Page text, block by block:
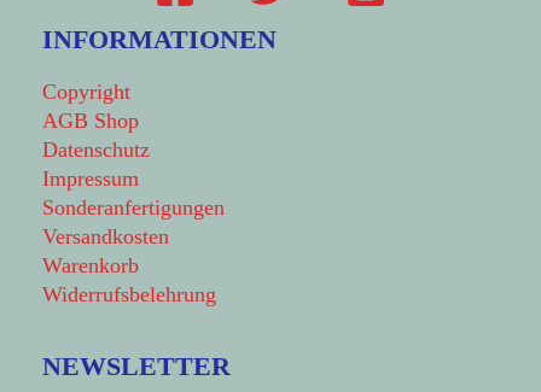
INFORMATIONEN
Copyright
AGB Shop
Datenschutz
Impressum
Sonderanfertigungen
Versandkosten
Warenkorb
Widerrufsbelehrung
NEWSLETTER